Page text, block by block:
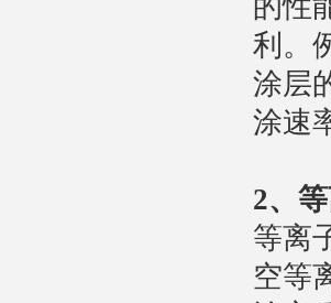
的性
利。
涂层
涂速
2、
等离
空等